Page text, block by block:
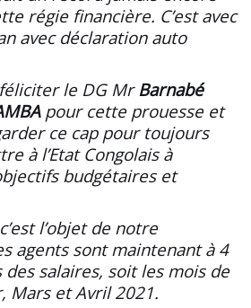
régie financière. C’est avec
avec déclaration auto
le DG Mr Barnabé
pour cette prouesse et
ce cap pour toujours
à l’Etat Congolais à
budgétaires et
l’objet de notre
agents sont maintenant à 4
des salaires, soit les mois de
Mars et Avril 2021.